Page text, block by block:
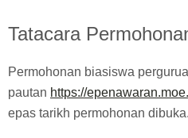
Tatacara
Permohonan biasiswa
pautan https://
epas tarikh permohonan dibuka.